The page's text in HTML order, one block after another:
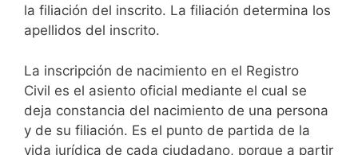
la filiación del inscrito. La filiación determina los
apellidos del inscrito.
La inscripción de nacimiento en el Registro
Civil es el asiento oficial mediante el cual se
deja constancia del nacimiento de una persona
y de su filiación. Es el punto de partida de la
vida jurídica de cada ciudadano, porque a partir